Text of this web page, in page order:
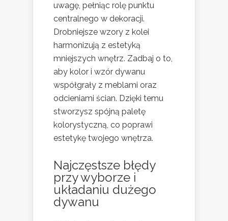
uwagę, pełniąc rolę punktu
centralnego w dekoracji.
Drobniejsze wzory z kolei
harmonizują z estetyką
mniejszych wnętrz. Zadbaj o to,
aby kolor i wzór dywanu
współgrały z meblami oraz
odcieniami ścian. Dzięki temu
stworzysz spójną paletę
kolorystyczną, co poprawi
estetykę twojego wnętrza.
Najczęstsze błędy
przy wyborze i
układaniu dużego
dywanu